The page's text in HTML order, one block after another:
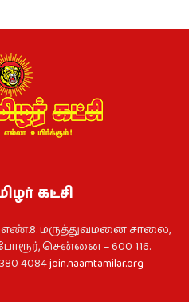
கட்சி
எண்.8. மருத்துவமனை சாலை,
சென்னை – 600 116.
4084join.naamtamilar.org